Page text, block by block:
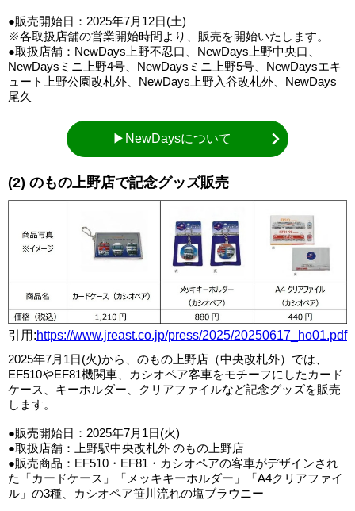
●販売開始日：2025年7月12日(土)
※各取扱店舗の営業開始時間より、販売を開始いたします。
●取扱店舗：NewDays上野不忍口、NewDays上野中央口、
NewDaysミニ上野4号、NewDaysミニ上野5号、NewDaysエキ
ュート上野公園改札外、NewDays上野入谷改札外、NewDays
尾久
▶NewDaysについて
(2) のもの上野店で記念グッズ販売
引用:https://www.jreast.co.jp/press/2025/20250617_ho01.pdf
2025年7月1日(火)から、のもの上野店（中央改札外）では、
EF510やEF81機関車、カシオペア客車をモチーフにしたカード
ケース、キーホルダー、クリアファイルなど記念グッズを販売
します。
●販売開始日：2025年7月1日(火)
●取扱店舗：上野駅中央改札外 のもの上野店
●販売商品：EF510・EF81・カシオペアの客車がデザインされ
た「カードケース」「メッキキーホルダー」「A4クリアファイ
ル」の3種、カシオペア笹川流れの塩ブラウニー